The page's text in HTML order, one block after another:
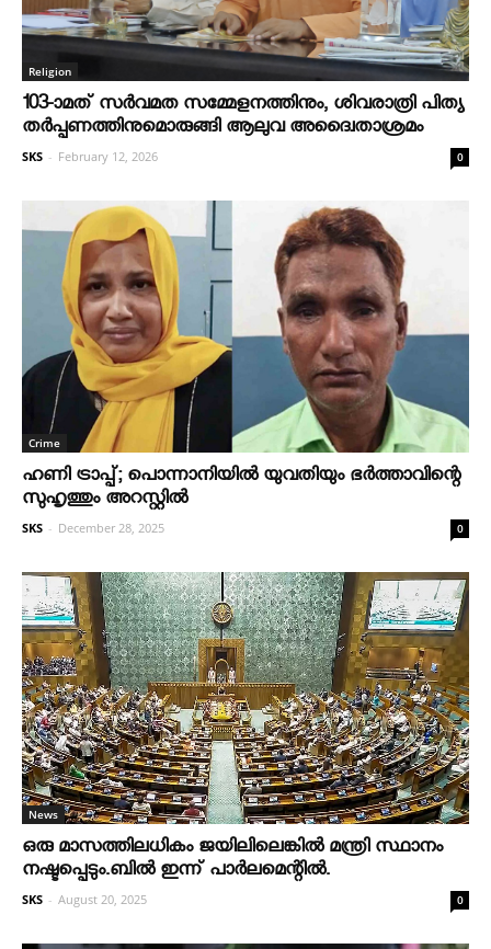
Religion
103-ാമത് സർവമത സമ്മേളനത്തിനും, ശിവരാത്രി പിത്യ
തർപ്പണത്തിനുമൊരുങ്ങി ആലുവ അദ്വൈതാശ്രമം
SKS - February 12, 2026 0
Crime
ഹണി ട്രാപ്പ്; പൊന്നാനിയില്‍ യുവതിയും ഭര്‍ത്താവിന്റെ
സുഹൃത്തും അറസ്റ്റില്‍
SKS - December 28, 2025 0
News
ഒരു മാസത്തിലധികം ജയിലിലെങ്കില്‍ മന്ത്രി സ്ഥാനം
നഷ്ടപ്പെടും.ബില്‍ ഇന്ന് പാര്‍ലമെന്റില്‍.
SKS - August 20, 2025 0